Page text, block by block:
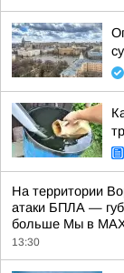
На территории
атаки БПЛА —
больше Мы в
13:30